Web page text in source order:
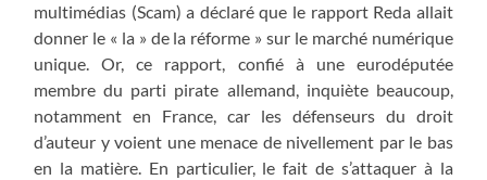
multimédias (Scam) a déclaré que le rapport Reda allait
donner le « la » de la réforme » sur le marché numérique
unique. Or, ce rapport, confié à une eurodéputée
membre du parti pirate allemand, inquiète beaucoup,
notamment en France, car les défenseurs du droit
d’auteur y voient une menace de nivellement par le bas
en la matière. En particulier, le fait de s’attaquer à la